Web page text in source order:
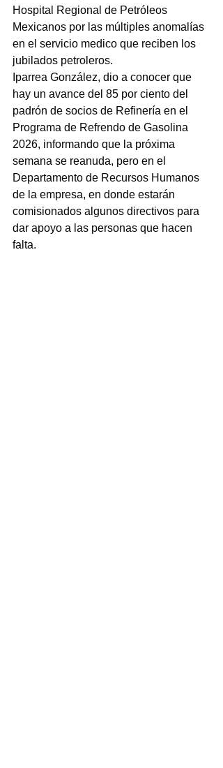
Hospital Regional de Petróleos
Mexicanos por las múltiples anomalías
en el servicio medico que reciben los
jubilados petroleros.
Iparrea González, dio a conocer que
hay un avance del 85 por ciento del
padrón de socios de Refinería en el
Programa de Refrendo de Gasolina
2026, informando que la próxima
semana se reanuda, pero en el
Departamento de Recursos Humanos
de la empresa, en donde estarán
comisionados algunos directivos para
dar apoyo a las personas que hacen
falta.